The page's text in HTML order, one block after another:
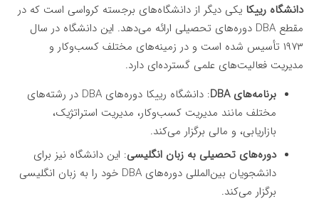
دانشگاه رییکا یکی دیگر از دانشگاه‌های برجسته کرواسی است که در
مقطع DBA دوره‌های تحصیلی ارائه می‌دهد. این دانشگاه در سال
۱۹۷۳ تأسیس شده است و در زمینه‌های مختلف کسب‌وکار و
مدیریت فعالیت‌های علمی گسترده‌ای دارد.
برنامه‌های DBA
: دانشگاه رییکا دوره‌های DBA در رشته‌های
مختلف مانند مدیریت کسب‌وکار، مدیریت استراتژیک،
بازاریابی، و مالی برگزار می‌کند.
دوره‌های تحصیلی به زبان انگلیسی: این دانشگاه نیز برای
دانشجویان بین‌المللی دوره‌های DBA خود را به زبان انگلیسی
برگزار می‌کند.